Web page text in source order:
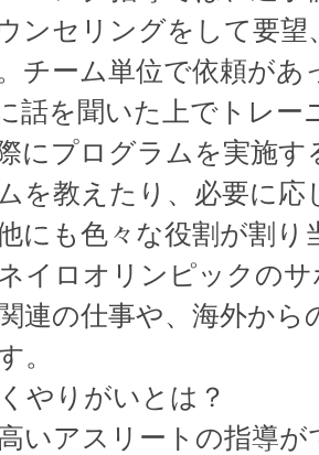
ンセリングをして要
チーム単位で依頼があ
話を聞いた上でトレ
にプログラムを実施
を教えたり、必要に応
にも色々な役割が割
イロオリンピックの
連の仕事や、海外から
。
やりがいとは？
いアスリートの指導